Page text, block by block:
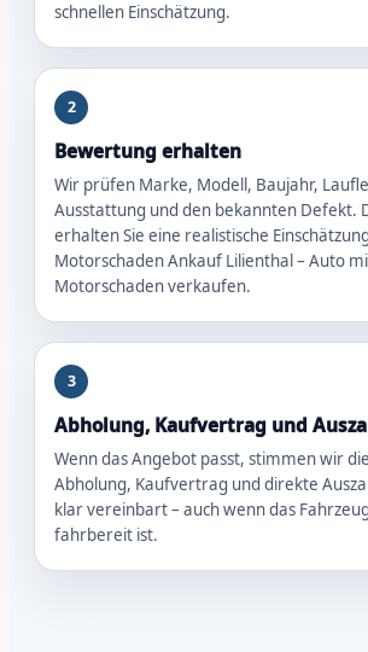
schnellen Einschätzung.
2
Bewertung erhalten
Wir prüfen Marke, Modell, Baujahr,
Ausstattung und den bekannten Defekt.
erhalten Sie eine realistische
Motorschaden Ankauf Lilienthal – Auto
Motorschaden verkaufen.
3
Abholung, Kaufvertrag und
Wenn das Angebot passt, stimmen wir
Abholung, Kaufvertrag und direkte
klar vereinbart – auch wenn das
fahrbereit ist.